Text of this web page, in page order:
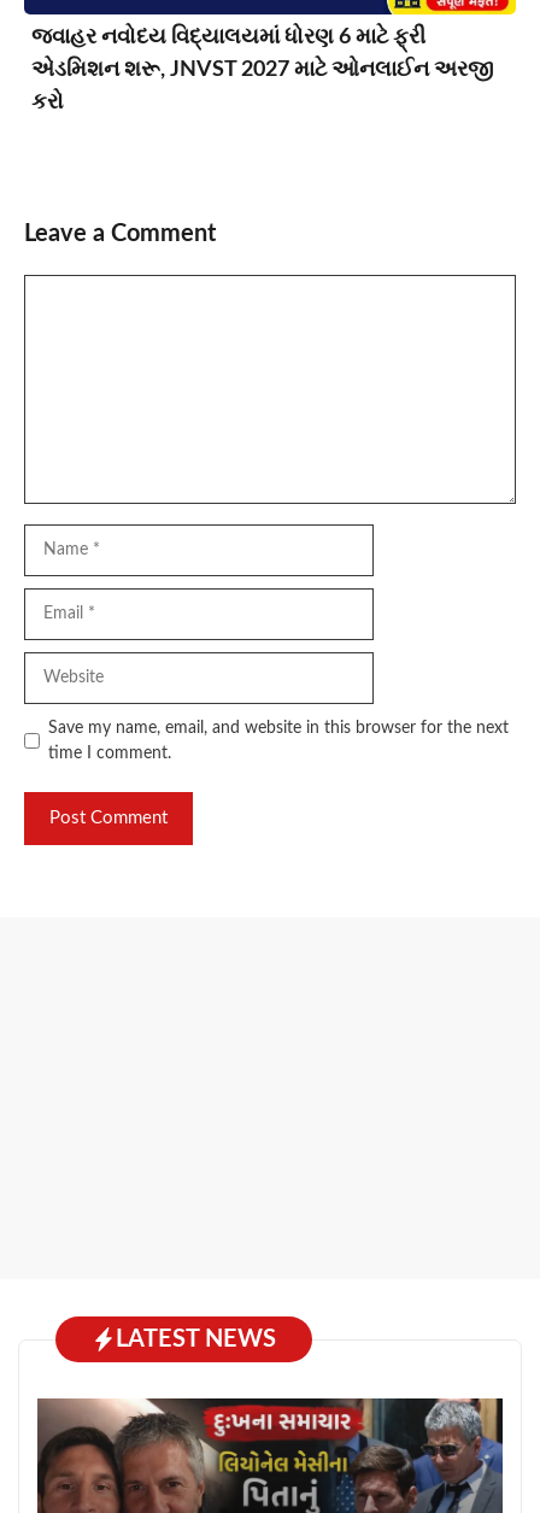
જવાહર નવોદય વિદ્યાલયમાં ધોરણ 6 માટે ફ્રી
એડમિશન શરૂ, JNVST 2027 માટે ઓનલાઈન અરજી
કરો
Leave a Comment
Save my name, email, and website in this browser for the next
time I comment.
LATEST NEWS